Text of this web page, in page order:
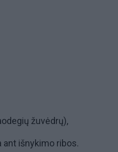
žuvėdrų),
ant išnykimo ribos.